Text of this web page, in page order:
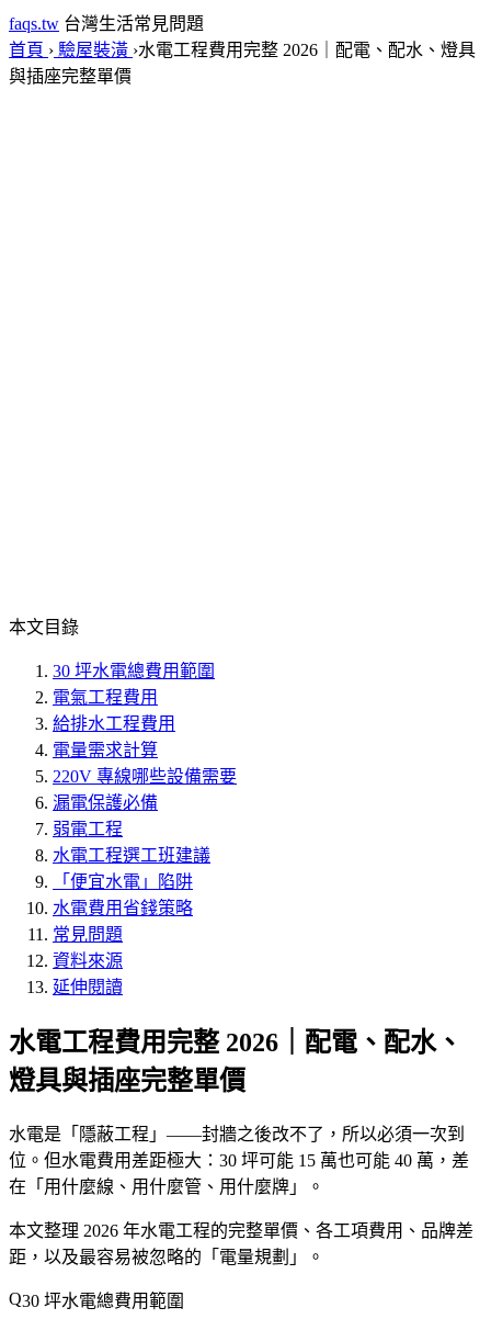
faqs.tw 台灣生活常見問題
首頁 › 驗屋裝潢 ›水電工程費用完整 2026｜配電、配水、燈具
與插座完整單價
本文目錄
30 坪水電總費用範圍
電氣工程費用
給排水工程費用
電量需求計算
220V 專線哪些設備需要
漏電保護必備
弱電工程
水電工程選工班建議
「便宜水電」陷阱
水電費用省錢策略
常見問題
資料來源
延伸閱讀
水電工程費用完整 2026｜配電、配水、
燈具與插座完整單價
水電是「 隱蔽工程 」——封牆之後改不了，所以必須一次到
位。但水電費用差距極大：30 坪可能 15 萬也可能 40 萬，差
在「 用什麼線、用什麼管、用什麼牌 」。
本文整理 2026 年水電工程的完整單價、各工項費用、品牌差
距，以及最容易被忽略的「 電量規劃 」。
30 坪水電總費用範圍